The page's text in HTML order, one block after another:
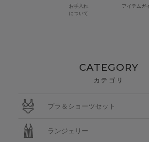
お手入れ
について
アイテムガ
CATEGORY
カテゴリ
ブラ＆ショーツセット
ランジェリー